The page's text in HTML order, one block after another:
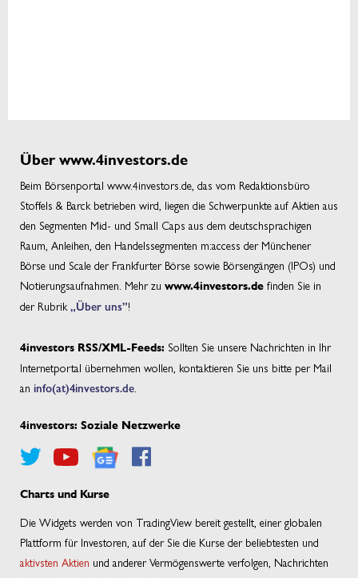
Über www.4investors.de
Beim Börsenportal www.4investors.de, das vom Redaktionsbüro
Stoffels & Barck betrieben wird, liegen die Schwerpunkte auf Aktien aus
den Segmenten Mid- und Small Caps aus dem deutschsprachigen
Raum, Anleihen, den Handelssegmenten m:access der Münchener
Börse und Scale der Frankfurter Börse sowie Börsengängen (IPOs) und
Notierungsaufnahmen. Mehr zu www.4investors.de finden Sie in
der Rubrik „Über uns”!
4investors RSS/XML-Feeds: Sollten Sie unsere Nachrichten in Ihr
Internetportal übernehmen wollen, kontaktieren Sie uns bitte per Mail
an info(at)4investors.de
4investors: Soziale Netzwerke
Charts und Kurse
Die Widgets werden von TradingView bereit gestellt, einer globalen
Plattform für Investoren, auf der Sie die Kurse der beliebtesten und
aktivsten Aktien und anderer Vermögenswerte verfolgen, Nachrichten